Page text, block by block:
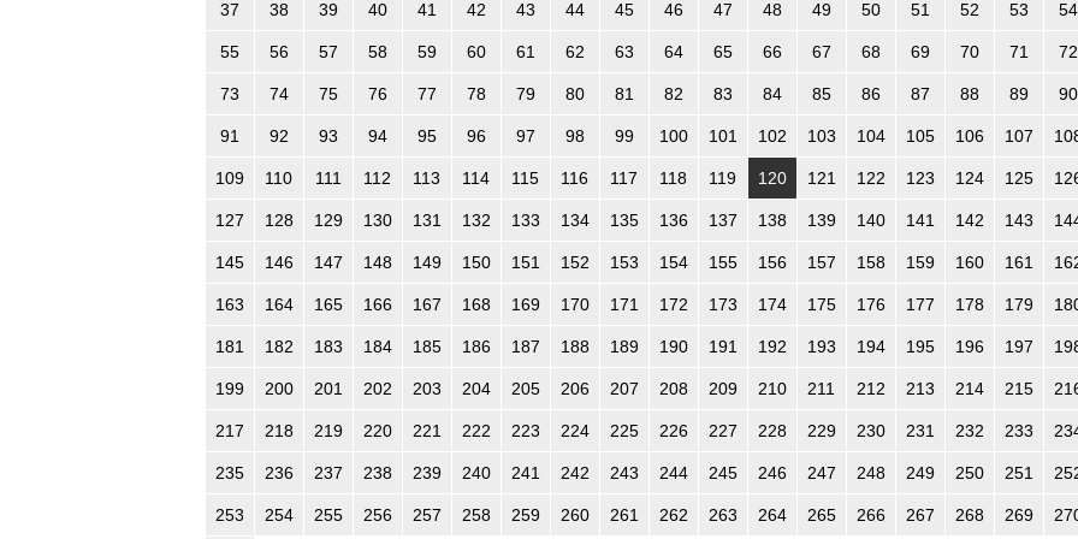
37 38 39 40 41 42 43 44 45 46 47 48 49 50 51 52 53 54
55 56 57 58 59 60 61 62 63 64 65 66 67 68 69 70 71 72
73 74 75 76 77 78 79 80 81 82 83 84 85 86 87 88 89 90
91 92 93 94 95 96 97 98 99 100 101 102 103 104 105 106 107
109 110 111 112 113 114 115 116 117 118 119 120 121 122 123 124 125
127 128 129 130 131 132 133 134 135 136 137 138 139 140 141 142 143
145 146 147 148 149 150 151 152 153 154 155 156 157 158 159 160 161
163 164 165 166 167 168 169 170 171 172 173 174 175 176 177 178 179
181 182 183 184 185 186 187 188 189 190 191 192 193 194 195 196 197
199 200 201 202 203 204 205 206 207 208 209 210 211 212 213 214 215
217 218 219 220 221 222 223 224 225 226 227 228 229 230 231 232 233
235 236 237 238 239 240 241 242 243 244 245 246 247 248 249 250 251
253 254 255 256 257 258 259 260 261 262 263 264 265 266 267 268 269